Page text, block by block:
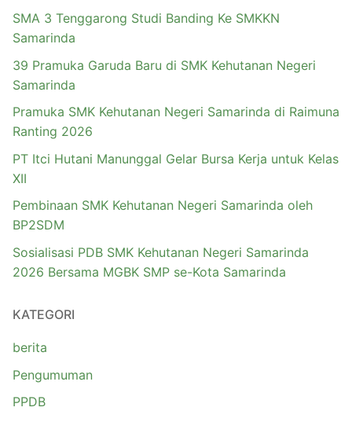
SMA 3 Tenggarong Studi Banding Ke SMKKN
Samarinda
39 Pramuka Garuda Baru di SMK Kehutanan Negeri
Samarinda
Pramuka SMK Kehutanan Negeri Samarinda di Raimuna
Ranting 2026
PT Itci Hutani Manunggal Gelar Bursa Kerja untuk Kelas
XII
Pembinaan SMK Kehutanan Negeri Samarinda oleh
BP2SDM
Sosialisasi PDB SMK Kehutanan Negeri Samarinda
2026 Bersama MGBK SMP se-Kota Samarinda
KATEGORI
berita
Pengumuman
PPDB